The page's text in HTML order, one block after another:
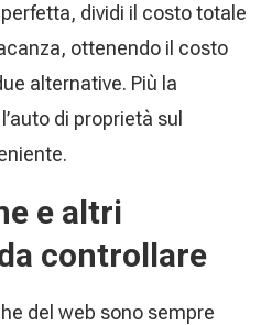
dividi il costo totale
ottenendo il costo
alternative. Più la
di proprietà sul
e altri
controllare
del web sono sempre